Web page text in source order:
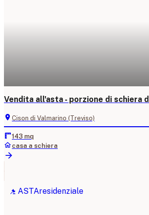
Vendita all'asta - porzione di schiera
Cison di Valmarino (Treviso)
143 mq
casa a schiera
ASTAresidenziale